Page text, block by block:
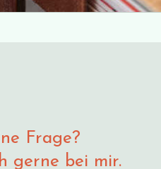
Frage?
gerne bei mir.